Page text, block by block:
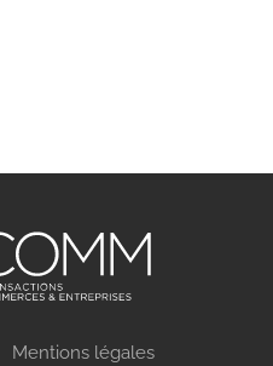
Mentions légales